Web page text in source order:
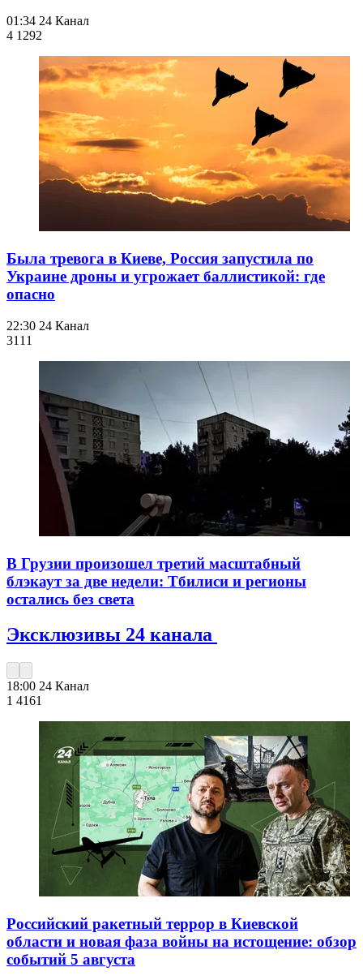
01:34 24 Канал
4 1292
Была тревога в Киеве, Россия запустила по
Украине дроны и угрожает баллистикой: где
опасно
22:30 24 Канал
311 1
В Грузии произошел третий масштабный
блэкаут за две недели: Тбилиси и регионы
остались без света
Эксклюзивы 24 канала
18:00 24 Канал
1 4161
Российский ракетный террор в Киевской
области и новая фаза войны на истощение: обзор
событий 5 августа